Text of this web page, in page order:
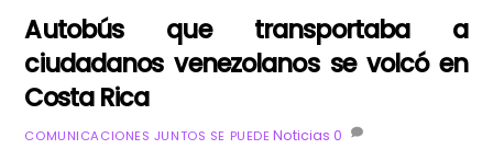
Autobús que transportaba a
ciudadanos venezolanos se volcó en
Costa Rica
COMUNICACIONES JUNTOS SE PUEDE Noticias 0